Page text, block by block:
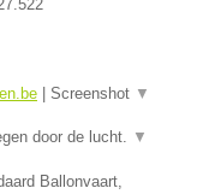
Screenshot ▼
door de lucht. ▼
Ballonvaart,